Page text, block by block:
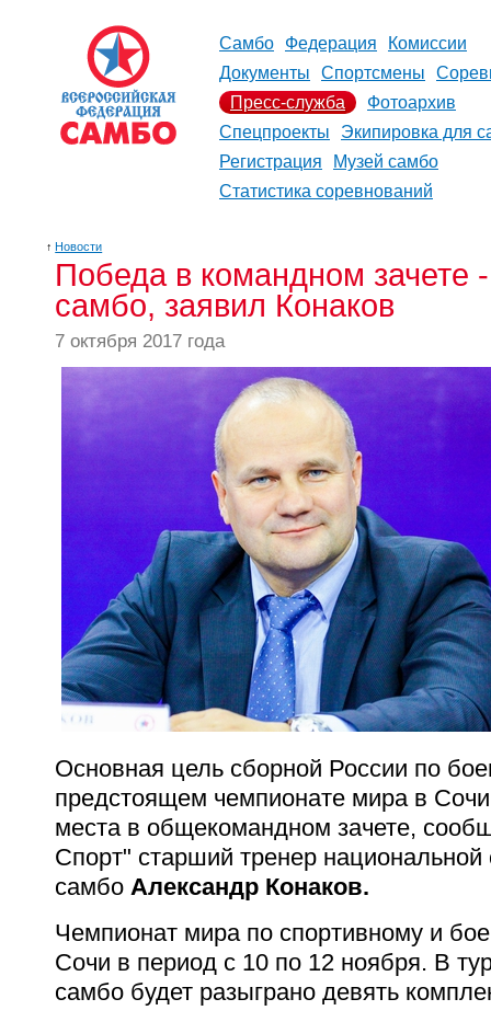
Самбо Федерация
Комиссии
Документы
Спортсмены
Пресс-служба
Фотоархив
Спецпроекты
Экипировка для
Регистрация
Музей самбо
Статистика соревнований
↑ Новости
Победа в командном зачете
самбо, заявил Конаков
7 октября 2017 года
Основная цель сборной России по
предстоящем чемпионате мира в
места в общекомандном зачете,
Спорт" старший тренер
самбо Александр Конаков.
Чемпионат мира по спортивному и
Сочи в период с 10 по 12 ноября. В
самбо будет разыграно девять